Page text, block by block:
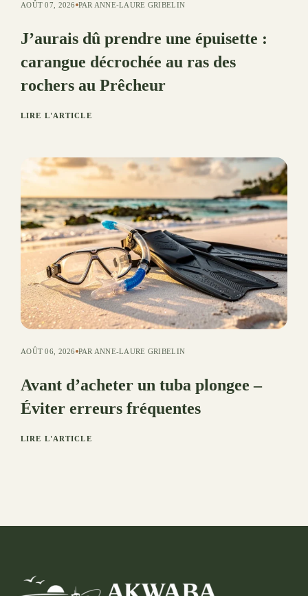
AOÛT 07, 2026 PAR ANNE-LAURE GRIBELIN
J’aurais dû prendre une épuisette :
carangue décrochée au ras des
rochers au Prêcheur
LIRE L'ARTICLE
AOÛT 06, 2026 PAR ANNE-LAURE GRIBELIN
Avant d’acheter un tuba plongee –
Éviter erreurs fréquentes
LIRE L'ARTICLE